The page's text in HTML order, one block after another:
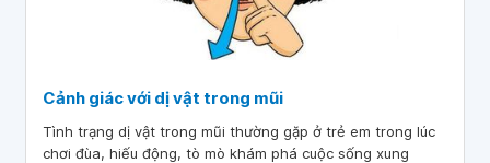
Cảnh giác với dị vật trong mũi
Tình trạng dị vật trong mũi thường gặp ở trẻ em trong lúc
chơi đùa, hiếu động, tò mò khám phá cuộc sống xung